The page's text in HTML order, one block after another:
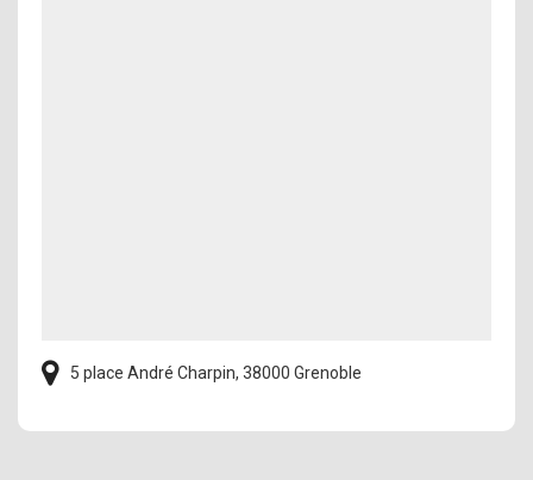
5 place André Charpin, 38000 Grenoble